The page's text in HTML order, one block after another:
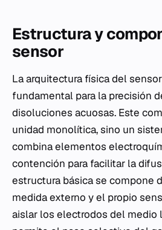
Estructura y
sensor
La arquitectura física del
fundamental para la precisión
disoluciones acuosas. Este
unidad monolítica, sino un
combina elementos
contención para facilitar la
estructura básica se compone
medida externo y el propio
aislar los electrodos del medio